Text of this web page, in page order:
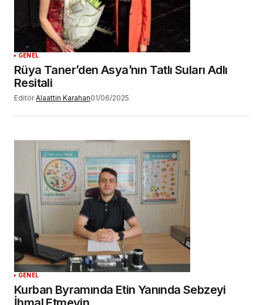
GENEL
Rüya Taner’den Asya’nın Tatlı Suları Adlı
Resitali
Editör Alaattin Karahan01/06/2025
GENEL
Kurban Byramında Etin Yanında Sebzeyi